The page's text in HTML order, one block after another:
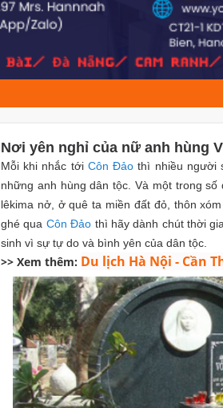
Nơi yên nghỉ của nữ anh hùng
Mỗi khi nhắc tới Côn Đảo thì nhiều người
những anh hùng dân tộc. Và một trong
lêkima nở, ở quê ta miền đất đỏ, thôn
ghé qua Côn Đảo thì hãy dành chút thời
sinh vì sự tự do và bình yên của dân tộc.
>> Xem thêm: Du lịch Hà Nội - Cần